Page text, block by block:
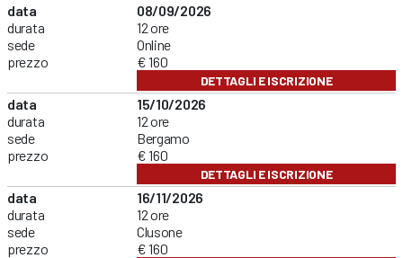
data
durata
sede
prezzo
08/09/2026
12 ore
Online
€ 160
DETTAGLI E ISCRIZIONE
data
durata
sede
prezzo
15/10/2026
12 ore
Bergamo
€ 160
DETTAGLI E ISCRIZIONE
data
durata
sede
prezzo
16/11/2026
12 ore
Clusone
€ 160